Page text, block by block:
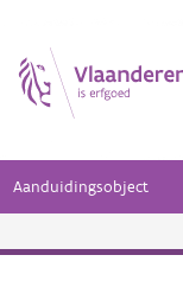
Aanduidingsobject